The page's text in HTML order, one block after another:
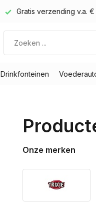
Gratis verzending v.a.
Drinkfonteinen
Onze merken